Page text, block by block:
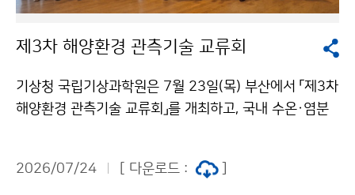
제3차 해양환경 관측기술 교류회
기상청 국립기상과학원은 7월 23일(목) 부산에서 「제3차
해양환경 관측기술 교류회」를 개최하고, 국내 수온·염분
2026/07/24
[ 다운로드 :